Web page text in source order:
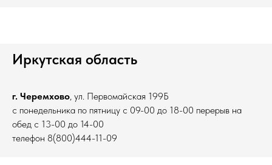
Иркутская область
г. Черемхово, ул. Первомайская 199Б
с понедельника по пятницу с 09-00 до 18-00 перерыв на
обед с 13-00 до 14-00
телефон 8(800)444-11-09